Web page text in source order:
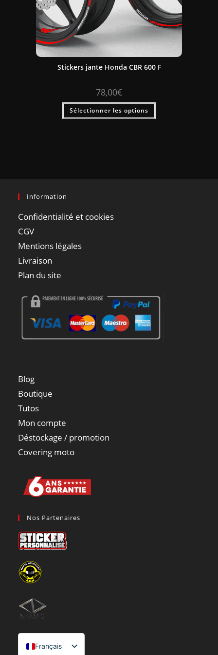
Stickers jante Honda CBR 600 F
78,00€
Sélectionner les options
Information
Confidentialité et cookies
CGV
Mentions légales
Livraison
Plan du site
Blog
Boutique
Tutos
Mon compte
Déstockage / promotion
Covering moto
Nos Partenaires
Français